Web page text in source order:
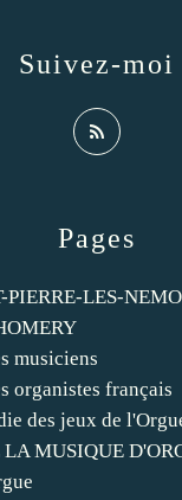
Pages
PIERRE-LES-
musiciens
organistes français
des jeux de
MUSIQUE
Suivez-moi